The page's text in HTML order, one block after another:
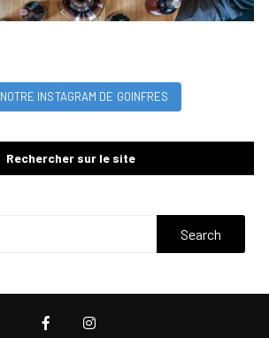
NOTRE INSTAGRAM DE GOINFRES
Rechercher sur le site